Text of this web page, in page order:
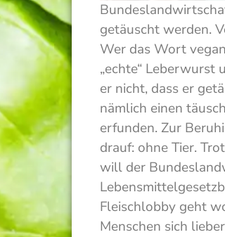
getäuscht werden.
Wer das Wort
„echte“ Leberwurst
er nicht, dass er
nämlich einen
erfunden. Zur
drauf: ohne Tier.
will der
Fleischlobby geht
Menschen sich